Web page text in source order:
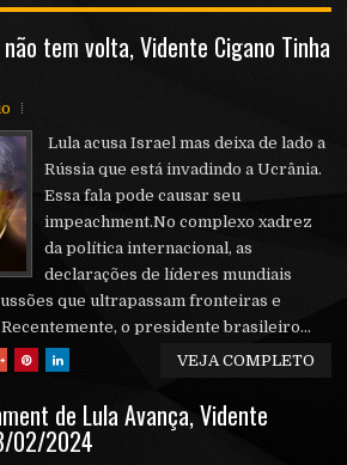
não tem volta, Vidente Cigano Tinha
Lula acusa Israel mas deixa de lado a
Rússia que está invadindo a Ucrânia.
Essa fala pode causar seu
impeachment.No complexo xadrez
da política internacional, as
declarações de líderes mundiais
que ultrapassam fronteiras e
o presidente brasileiro...
VEJA COMPLETO
de Lula Avança, Vidente
02/2024